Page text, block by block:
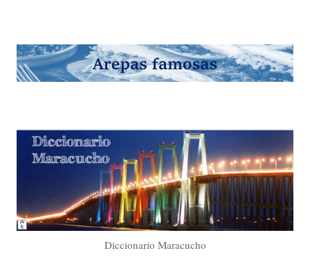
Diccionario Maracucho